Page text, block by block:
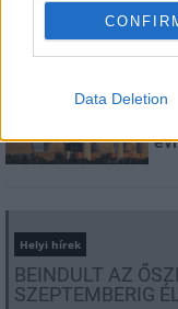
Data Deletion
Helyi hírek
BEINDULT AZ
SZEPTEMBERIG